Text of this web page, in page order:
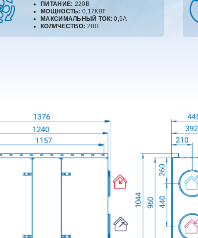
ПИТАНИЕ: 220В
МОЩНОСТЬ: 0,17КВТ
МАКСИМАЛЬНЫЙ ТОК: 0,9А
КОЛИЧЕСТВО: 2ШТ.